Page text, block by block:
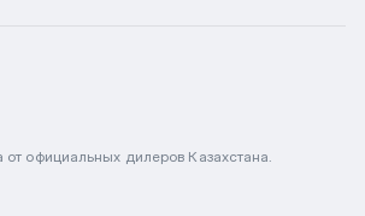
официальных дилеров Казахстана.